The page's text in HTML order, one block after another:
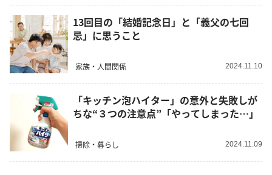
13回目の「結婚記念日」と「義父の七回
忌」に思うこと
家族・人間関係 2024.11.10
「キッチン泡ハイター」の意外と失敗しが
ちな“３つの注意点”「やってしまった…」
掃除・暮らし 2024.11.09